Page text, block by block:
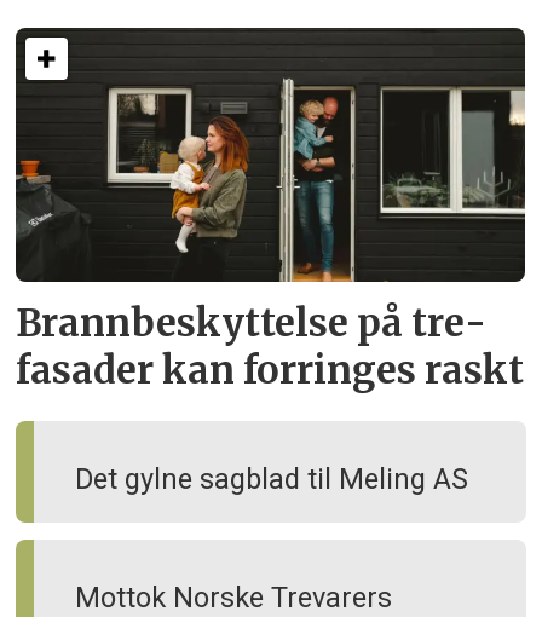
Brann­beskyttelse på tre­
fasader kan forringes raskt
Det gylne sagblad til Meling AS
Mottok Norske Trevarers